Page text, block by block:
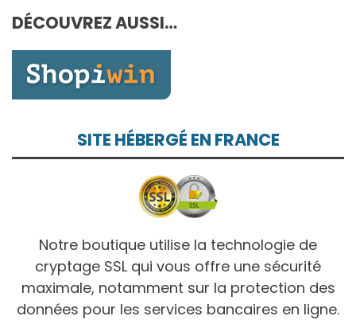
à
DÉCOUVREZ AUSSI…
SITE HÉBERGÉ EN FRANCE
Notre boutique utilise la technologie de
cryptage SSL qui vous offre une sécurité
maximale, notamment sur la protection des
données pour les services bancaires en ligne.